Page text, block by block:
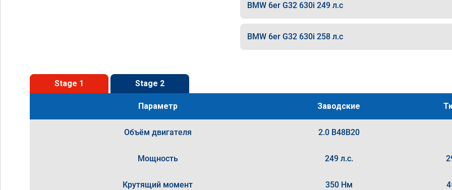
BMW 6er G32 630i 249 л.с
BMW 6er G32 630i 258 л.с
Stage 1 Stage 2
Параметр Заводские
Объём двигателя 2.0 B48B20
Мощность 249 л.с.
Крутящий момент 350 Нм